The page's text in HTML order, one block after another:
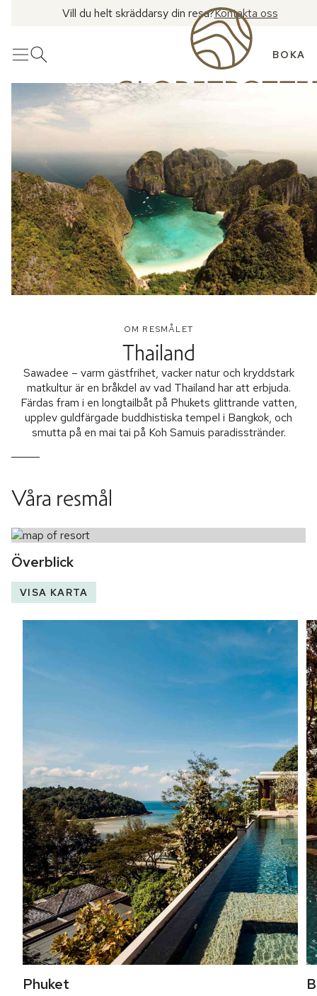
Vill du helt skräddarsy din resa?Kontakta oss
MenyÖppna sök BOKA
OM RESMÅLET
Thailand
Sawadee – varm gästfrihet, vacker natur och kryddstark
matkultur är en bråkdel av vad Thailand har att erbjuda.
Färdas fram i en longtailbåt på Phukets glittrande vatten,
upplev guldfärgade buddhistiska tempel i Bangkok, och
smutta på en mai tai på Koh Samuis paradisstränder.
Våra resmål
Överblick
VISA KARTA
Phuket